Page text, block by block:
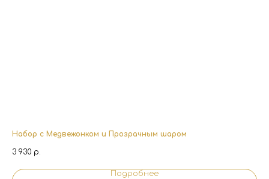
Набор с Медвежонком и Прозрачным шаром
3 930 р.
Подробнее